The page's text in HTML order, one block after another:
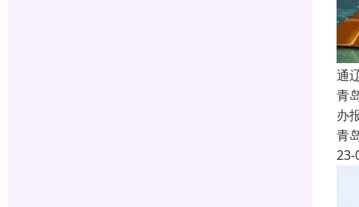
通
青
办
青
23-